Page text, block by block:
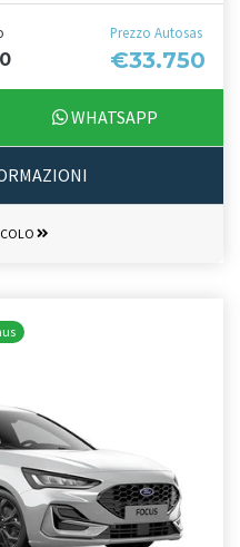
Prezzo Autosas
€33.750
WHATSAPP